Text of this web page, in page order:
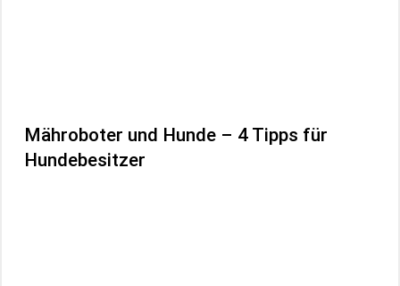
Mähroboter und Hunde – 4 Tipps für
Hundebesitzer